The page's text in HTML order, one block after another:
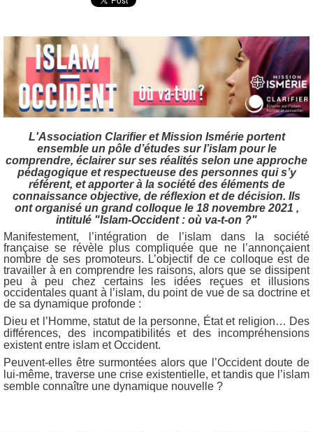
L'Association Clarifier et Mission Ismérie portent
ensemble un pôle d’études sur l’islam pour le
comprendre, éclairer sur ses réalités selon une approche
pédagogique et respectueuse des personnes qui s’y
référent, et apporter à la société des éléments de
connaissance objective, de réflexion et de décision. Ils
ont organisé un grand colloque le 18 novembre 2021 ,
intitulé "Islam-Occident : où va-t-on ?"
Manifestement, l’intégration de l’islam dans la société
française se révèle plus compliquée que ne l’annonçaient
nombre de ses promoteurs. L’objectif de ce colloque est de
travailler à en comprendre les raisons, alors que se dissipent
peu à peu chez certains les idées reçues et illusions
occidentales quant à l’islam, du point de vue de sa doctrine et
de sa dynamique profonde :
Dieu et l’Homme, statut de la personne, État et religion… Des
différences, des incompatibilités et des incompréhensions
existent entre islam et Occident.
Peuvent-elles être surmontées alors que l’Occident doute de
lui-même, traverse une crise existentielle, et tandis que l’islam
semble connaître une dynamique nouvelle ?